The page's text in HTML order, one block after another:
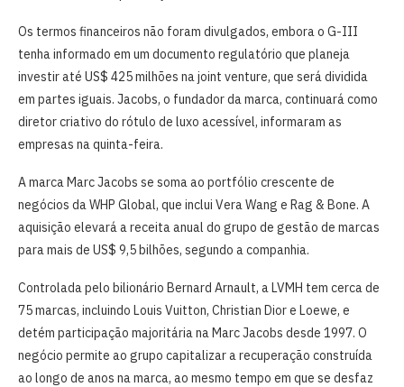
Os termos financeiros não foram divulgados, embora o G-III
tenha informado em um documento regulatório que planeja
investir até US$ 425 milhões na joint venture, que será dividida
em partes iguais. Jacobs, o fundador da marca, continuará como
diretor criativo do rótulo de luxo acessível, informaram as
empresas na quinta-feira.
A marca Marc Jacobs se soma ao portfólio crescente de
negócios da WHP Global, que inclui Vera Wang e Rag & Bone. A
aquisição elevará a receita anual do grupo de gestão de marcas
para mais de US$ 9,5 bilhões, segundo a companhia.
Controlada pelo bilionário Bernard Arnault, a LVMH tem cerca de
75 marcas, incluindo Louis Vuitton, Christian Dior e Loewe, e
detém participação majoritária na Marc Jacobs desde 1997. O
negócio permite ao grupo capitalizar a recuperação construída
ao longo de anos na marca, ao mesmo tempo em que se desfaz